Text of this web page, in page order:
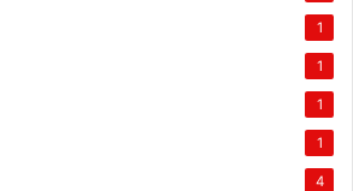
1
1
1
1
4